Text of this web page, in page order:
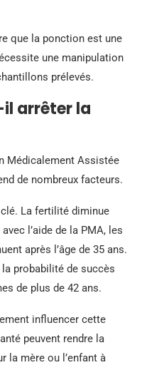
que la ponction est une
une manipulation
prélevés.
arrêter la
Médicalement Assistée
de nombreux facteurs.
La fertilité diminue
l’aide de la PMA, les
après l’âge de 35 ans.
la probabilité de succès
de plus de 42 ans.
influencer cette
peuvent rendre la
la mère ou l’enfant à